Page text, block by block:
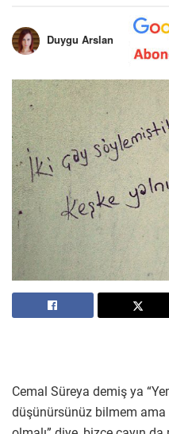
Duygu Arslan
Cemal Süreya demiş ya
düşünürsünüz bilmem ama